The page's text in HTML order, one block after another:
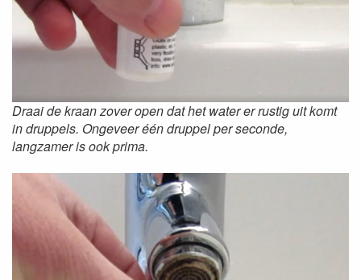
Draai de kraan zover open dat het water er rustig uit komt
in druppels. Ongeveer één druppel per seconde,
langzamer is ook prima.